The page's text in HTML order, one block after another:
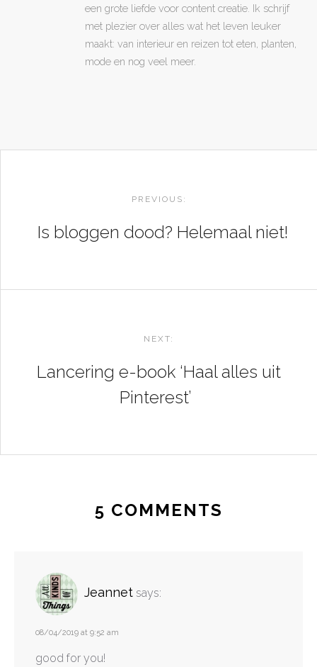
een grote liefde voor content creatie. Ik schrijf
met plezier over alles wat het leven leuker
maakt: van interieur en reizen tot eten, planten,
mode en nog veel meer.
NAVIGATION
PREVIOUS:
Is bloggen dood? Helemaal niet!
NEXT:
Lancering e-book ‘Haal alles uit
Pinterest’
5 COMMENTS
Jeannet says:
08/04/2019 at 9:52 am
good for you!